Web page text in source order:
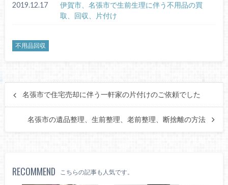
2019.12.17
伊賀市、名張市で生前生理に伴う不用品の買
取、回収、片付け
不用品回収
名張市で住宅売却に伴う一軒家の片付けのご依頼でした
名張市の遺品整理、生前整理、老前整理、断捨離の方法
RECOMMEND こちらの記事も人気です。